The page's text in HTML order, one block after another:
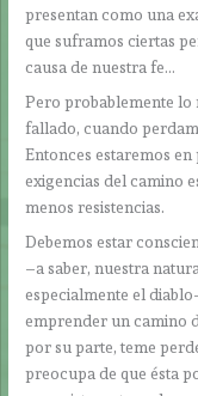
presentan como una
que suframos ciertas
causa de nuestra fe…
Pero probablemente lo
fallado, cuando
Entonces estaremos
exigencias del camino
menos resistencias.
Debemos estar
–a saber, nuestra
especialmente el
emprender un camino
por su parte, teme
preocupa de que ésta